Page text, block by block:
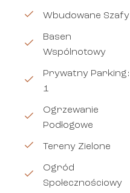
Wbudowane Szafy
Basen
Wspólnotowy
Prywatny Parking:
1
Ogrzewanie
Podłogowe
Tereny Zielone
Ogród
Społecznościowy